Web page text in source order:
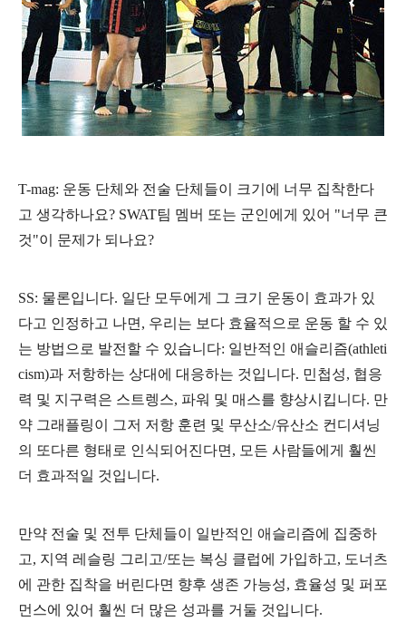
T-mag: 운동 단체와 전술 단체들이 크기에 너무 집착한다
고 생각하나요? SWAT팀 멤버 또는 군인에게 있어 "너무 큰
것"이 문제가 되나요?
SS: 물론입니다. 일단 모두에게 그 크기 운동이 효과가 있
다고 인정하고 나면, 우리는 보다 효율적으로 운동 할 수 있
는 방법으로 발전할 수 있습니다: 일반적인 애슬리즘(athleti
cism)과 저항하는 상대에 대응하는 것입니다. 민첩성, 협응
력 및 지구력은 스트렝스, 파워 및 매스를 향상시킵니다. 만
약 그래플링이 그저 저항 훈련 및 무산소/유산소 컨디셔닝
의 또다른 형태로 인식되어진다면, 모든 사람들에게 훨씬
더 효과적일 것입니다.
만약 전술 및 전투 단체들이 일반적인 애슬리즘에 집중하
고, 지역 레슬링 그리고/또는 복싱 클럽에 가입하고, 도너츠
에 관한 집착을 버린다면 향후 생존 가능성, 효율성 및 퍼포
먼스에 있어 훨씬 더 많은 성과를 거둘 것입니다.